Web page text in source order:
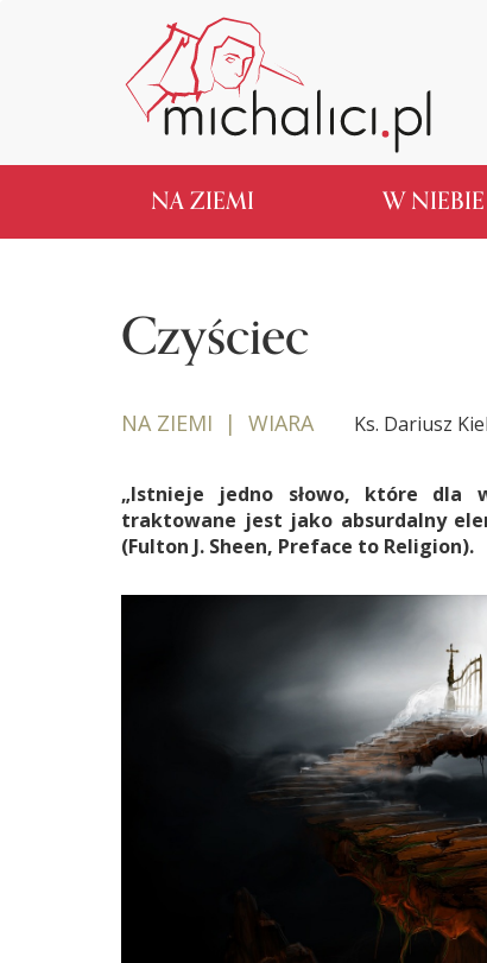
NA ZIEMI W NIEBIE
Czyściec
NA ZIEMI | WIARA Ks. Dariusz
„Istnieje jedno słowo, które dla
traktowane jest jako absurdalny
(Fulton J. Sheen, Preface to Religion).